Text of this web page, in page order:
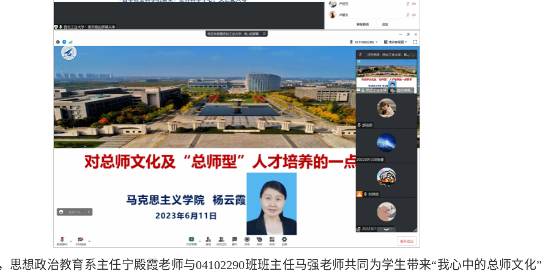
思想政治教育系主任宁殿霞老师与04102290班班主任马强老师共同为学生带来“我心中的总师文化”